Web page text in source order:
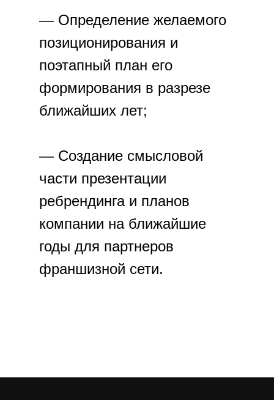
— Определение желаемого
позиционирования и
поэтапный план его
формирования в разрезе
ближайших лет;
— Создание смысловой
части презентации
ребрендинга и планов
компании на ближайшие
годы для партнеров
франшизной сети.